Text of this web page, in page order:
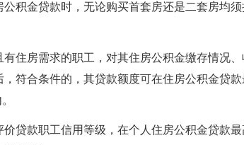
积金贷款时，无论购买首套房还是二套房均须
住房需求的职工，对其住房公积金缴存情况、
符合条件的，其贷款额度可在住房公积金贷款
贷款职工信用等级，在个人住房公积金贷款最